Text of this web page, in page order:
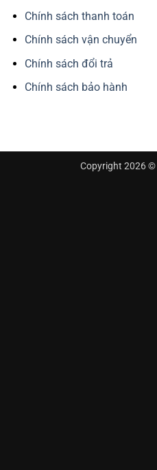
Chính sách thanh toán
Chính sách vận chuyển
Chính sách đổi trả
Chính sách bảo hành
Copyright 2026 ©